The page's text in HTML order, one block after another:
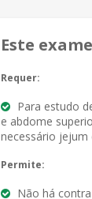
Este exame
Requer:
Para estudo
e abdome
necessário jejum
Permite:
Não há